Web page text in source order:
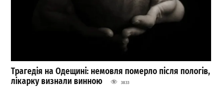
Трагедія на Одещині: немовля померло після пологів,
лікарку визнали винною
3833